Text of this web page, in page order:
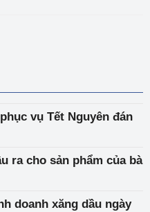
vụ Tết Nguyên đán
ra cho sản phẩm của bà
doanh xăng dầu ngày